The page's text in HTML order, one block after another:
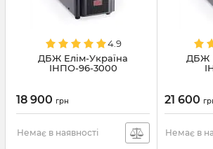
4.9
ДБЖ Елім-Україна
ІНПО-96-3000
18 900 грн
Немає в наявності
ДБЖ
21 600
Немає в